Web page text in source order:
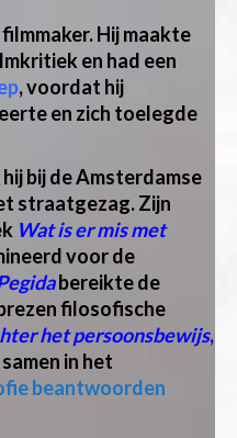
Hij maakte
en had een
, voordat hij
en zich toelegde
bij de Amsterdamse
straatgezag. Zijn
Wat is er mis met
voor de
bereikte de
filosofische
het persoonsbewijs,
in het
beantwoorden